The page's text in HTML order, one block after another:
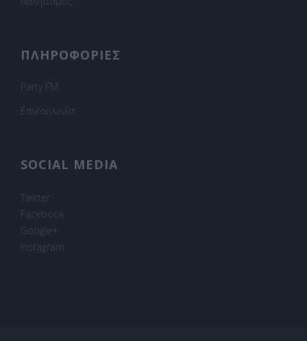
ΠΛΗΡΟΦΟΡΙΕΣ
Party FM
Επικοινωνία
SOCIAL MEDIA
Twitter
Facebook
Google+
Instagram